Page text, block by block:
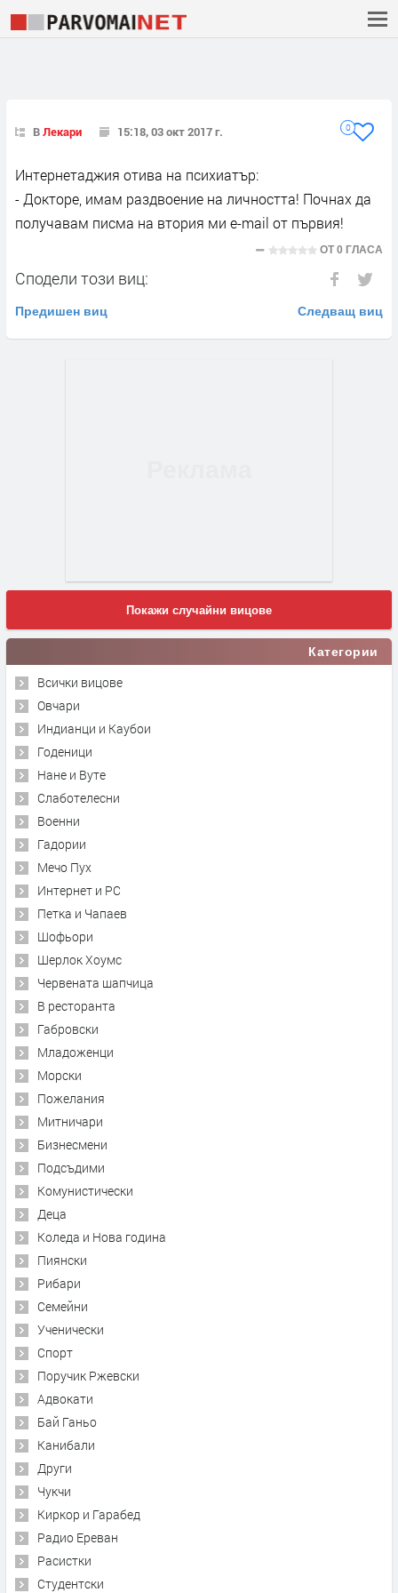
ВЛекари 15:18, 03 окт 2017 г. 0
Интернетаджия отива на психиатър:
- Докторе, имам раздвоение на личността! Почнах да
получавам писма на втория ми e-mail от първия!
ОТ0 ГЛАСА
Сподели този виц:
Предишен виц Следващ виц
Покажи случайни вицове
Категории
Всички вицове
Овчари
Индианци и Каубои
Годеници
Нане и Вуте
Слаботелесни
Военни
Гадории
Мечо Пух
Интернет и PC
Петка и Чапаев
Шофьори
Шерлок Хоумс
Червената шапчица
В ресторанта
Габровски
Младоженци
Морски
Пожелания
Митничари
Бизнесмени
Подсъдими
Комунистически
Деца
Коледа и Нова година
Пиянски
Рибари
Семейни
Ученически
Спорт
Поручик Ржевски
Адвокати
Бай Ганьо
Канибали
Други
Чукчи
Киркор и Гарабед
Радио Ереван
Расистки
Студентски